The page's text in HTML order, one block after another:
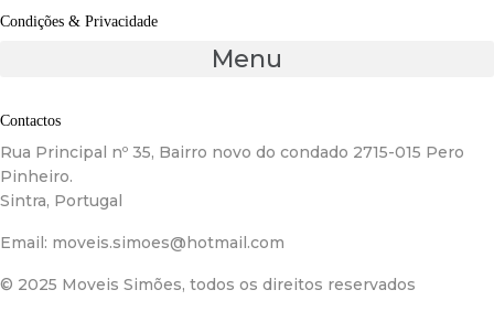
Condições & Privacidade
Menu
Contactos
Rua Principal nº 35, Bairro novo do condado 2715-015 Pero
Pinheiro.
Sintra, Portugal
Email: moveis.simoes@hotmail.com
© 2025 Moveis Simões, todos os direitos reservados